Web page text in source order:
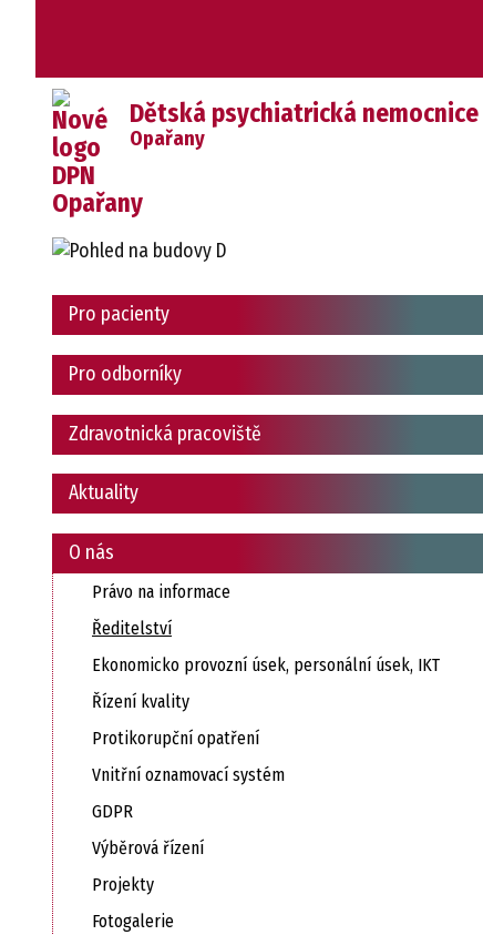
Dětská psychiatrická nemocnice
Opařany
Pro pacienty
Pro odborníky
Zdravotnická pracoviště
Aktuality
O nás
Právo na informace
Ředitelství
Ekonomicko provozní úsek, personální úsek, IKT
Řízení kvality
Protikorupční opatření
Vnitřní oznamovací systém
GDPR
Výběrová řízení
Projekty
Fotogalerie